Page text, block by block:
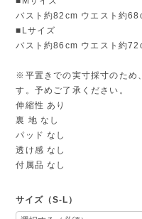
バスト約82cm ウエスト約
■Lサイズ
バスト約86cm ウエスト約
※平置きでの実寸採寸のため
す。予めご了承ください。
伸縮性 あり
裏 地 なし
パッド なし
透け感 なし
付属品 なし
サイズ（S-L）